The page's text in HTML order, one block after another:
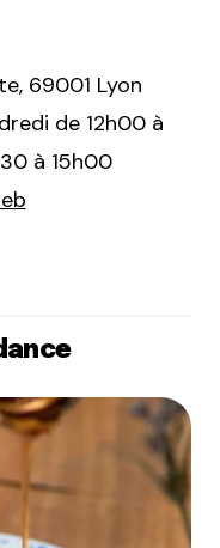
69001 Lyon
de 12h00 à
à 15h00